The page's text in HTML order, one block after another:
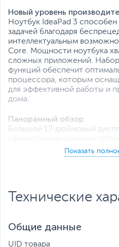
Операционная система:
Все характеристики
Новый уровень
Ноутбук IdeaPad 3
задачей благодаря
интеллектуальным
Core. Мощности ноутбука
сложных приложений. Набор
функций обеспечит
процессора, которым
для эффективной работы и
дома.
Панорамный обзор
Большой 17-дюймовый
изображения
отличный выбор для
IdeaPad 3 обладает одним
Технические
Общие данные
UID товара